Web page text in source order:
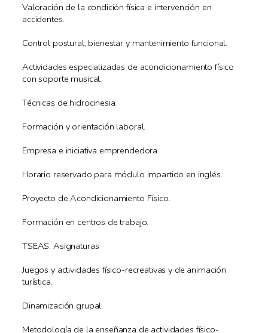
Valoración de la condición física e intervención en
accidentes.
Control postural, bienestar y mantenimiento funcional.
Actividades especializadas de acondicionamiento físico
con soporte musical.
Técnicas de hidrocinesia.
Formación y orientación laboral.
Empresa e iniciativa emprendedora.
Horario reservado para módulo impartido en inglés.
Proyecto de Acondicionamiento Físico.
Formación en centros de trabajo.
TSEAS. Asignaturas
Juegos y actividades físico-recreativas y de animación
turística.
Dinamización grupal.
Metodología de la enseñanza de actividades físico-